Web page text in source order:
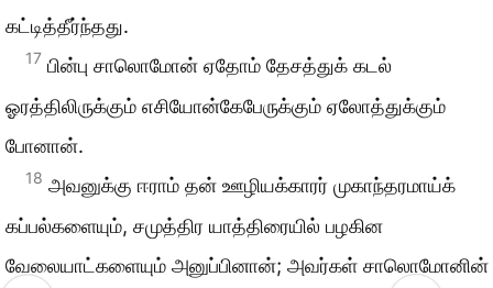
கட்டித்தீர்ந்தது.
17 பின்பு சாலொமோன் ஏதோம் தேசத்துக் கடல்
ஓரத்திலிருக்கும் எசியோன்கேபேருக்கும் ஏலோத்துக்கும்
போனான்.
18 அவனுக்கு ஈராம் தன் ஊழியக்காரர் முகாந்தரமாய்க்
கப்பல்களையும், சமுத்திர யாத்திரையில் பழகின
வேலையாட்களையும் அனுப்பினான்; அவர்கள் சாலொமோனின்